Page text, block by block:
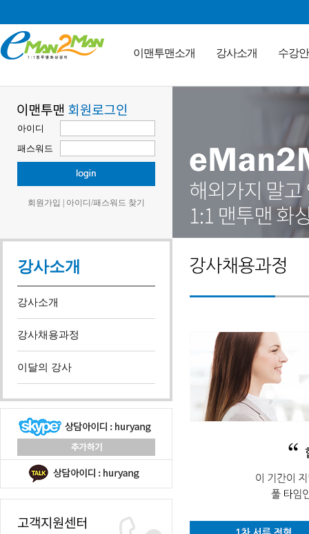
이맨투맨소개 강사소개 수강
아이디
패스워드
회원가입 아이디/패스워드 찾기
강사소개
강사소개
강사채용과정
이달의 강사